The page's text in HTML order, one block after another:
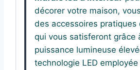
décorer votre maison,
des accessoires pratiques
qui vous satisferont grâce
puissance lumineuse
technologie LED